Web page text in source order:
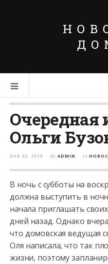
Очередная
Ольги
ЯНВ 05, 2018 by ADMIN in
В ночь с субботы на
должна выступить в
начала приглашать
дней назад. Однако
что домовская ведущая
Оля написала, что так
жизни, поэтому